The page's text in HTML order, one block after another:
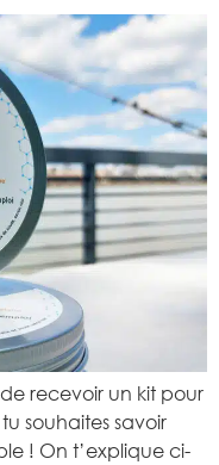
recevoir un kit pour
souhaites savoir
! On t’explique ci-